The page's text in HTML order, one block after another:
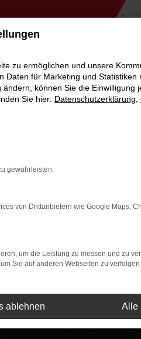
zu ermöglichen und unsere
für Marketing und Statistiken
können Sie die Einwilligung
Sie hier: Datenschutzerklärung
gewährleisten.
von Drittanbietern wie Google Maps,
um die Leistung zu messen und zu
Sie auf anderen Webseiten zu
ablehnen Alle